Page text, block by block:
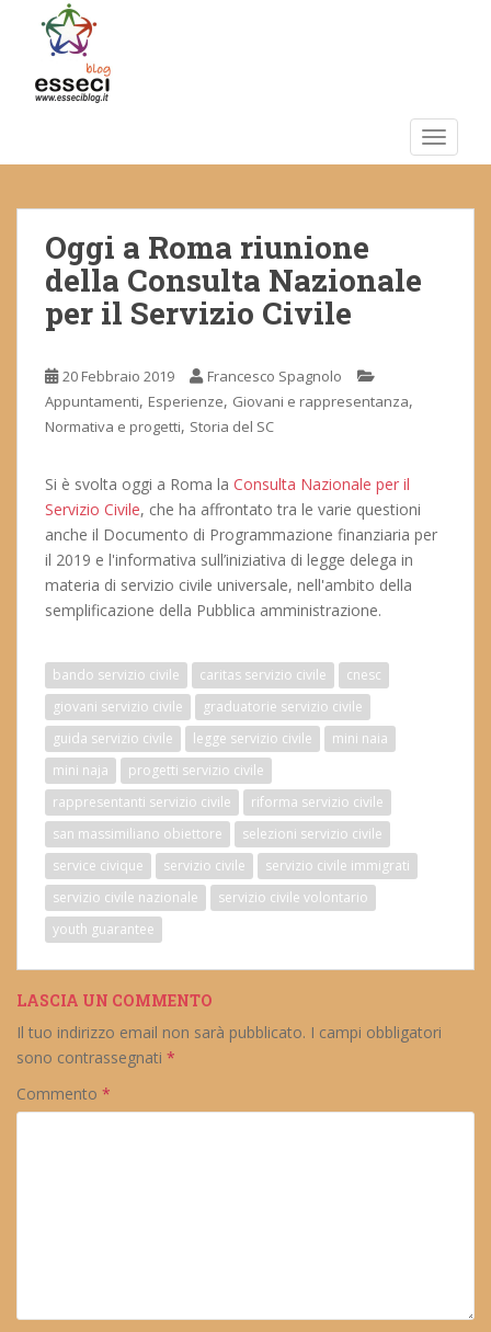
m
Oggi a Roma riunione
della Consulta Nazionale
per il Servizio Civile
20 Febbraio 2019
Francesco Spagnolo
Appuntamenti, Esperienze, Giovani e rappresentanza,
Normativa e progetti, Storia del SC
Si è svolta oggi a Roma la Consulta Nazionale per il
Servizio Civile, che ha affrontato tra le varie questioni
anche il Documento di Programmazione finanziaria per
il 2019 e l'informativa sull’iniziativa di legge delega in
materia di servizio civile universale, nell'ambito della
semplificazione della Pubblica amministrazione.
bando servizio civile caritas servizio civile
cnesc
giovani servizio civile
graduatorie servizio civile
guida servizio civile
legge servizio civile
mini naia
mini naja
progetti servizio civile
rappresentanti servizio civile
riforma servizio civile
san massimiliano obiettore
selezioni servizio civile
service civique
servizio civile
servizio civile immigrati
servizio civile nazionale
servizio civile volontario
youth guarantee
LASCIA UN COMMENTO
Il tuo indirizzo email non sarà pubblicato. I campi obbligatori
sono contrassegnati *
Commento *